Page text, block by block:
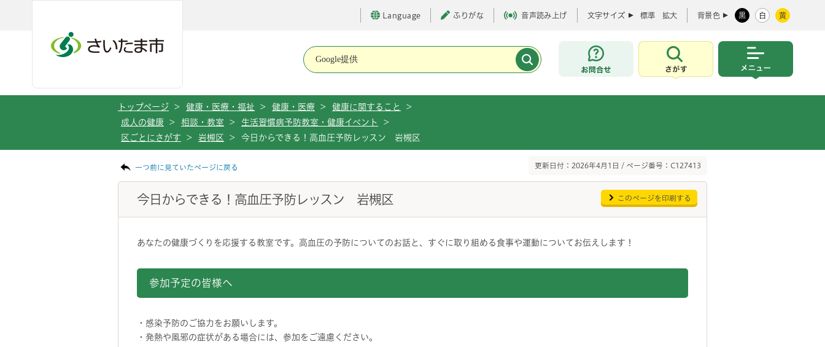
Language ふりがな 音声読み上げ 文字サイズ 標準 拡大 背景色 黒 白 黄
お問合せ
さがす
トップページ > 健康・医療・福祉 > 健康・医療 > 健康に関すること
>
成人の健康
> 相談・教室 > 生活習慣病予防教室・健康イベント
>
区ごとにさがす
> 岩槻区 > 今日からできる！高血圧予防レッスン 岩槻区
一つ前に見ていたページに戻る 更新日付：2026年4月1日 / ページ番号：C127413
今日からできる！高血圧予防レッスン 岩槻区 このページを印刷する
あなたの健康づくりを応援する教室です。高血圧の予防についてのお話と、すぐに取り組める食事や運動についてお伝えします！
参加予定の皆様へ
・感染予防のご協力をお願いします。
・発熱や風邪の症状がある場合には、参加をご遠慮ください。